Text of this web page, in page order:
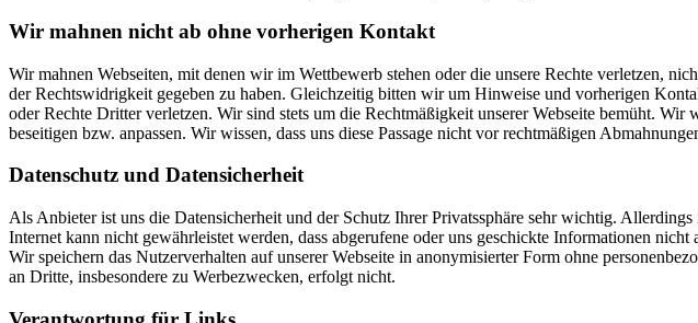
Wir mahnen nicht ab ohne vorherigen Kontakt
Wir mahnen Webseiten, mit denen wir im Wettbewerb stehen oder die unsere Rechte verletzen,
der Rechtswidrigkeit gegeben zu haben. Gleichzeitig bitten wir um Hinweise und vorherigen
oder Rechte Dritter verletzen. Wir sind stets um die Rechtmäßigkeit unserer Webseite bemüht.
beseitigen bzw. anpassen. Wir wissen, dass uns diese Passage nicht vor rechtmäßigen
Datenschutz und Datensicherheit
Als Anbieter ist uns die Datensicherheit und der Schutz Ihrer Privatssphäre sehr wichtig.
Internet kann nicht gewährleistet werden, dass abgerufene oder uns geschickte Informationen nicht
Wir speichern das Nutzerverhalten auf unserer Webseite in anonymisierter Form ohne
an Dritte, insbesondere zu Werbezwecken, erfolgt nicht.